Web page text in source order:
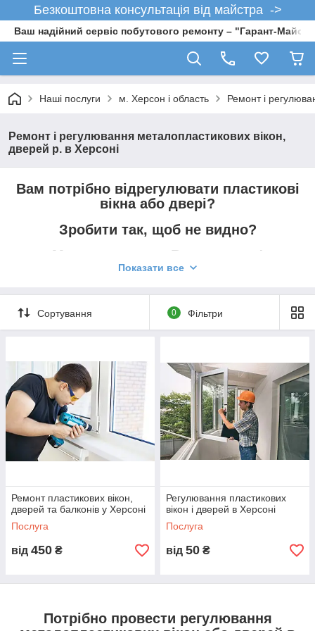
Безкоштовна консультація від майстра ->
Ваш надійний сервіс побутового ремонту – "Гарант-
Наші послуги м. Херсон і область Ремонт і
Ремонт і регулювання металопластикових вікон,
дверей р. в Херсоні
Вам потрібно відрегулювати пластикові
вікна або двері?
Зробити так, щоб не видно?
Ми допоможемо Вам у цьому!
заміна віконної і
дверної фурнітури;
Ремонт, заміна
віконних та балконних
ручок;
Ремонт, установка
засувок;
Ремонт москітних
сіток.
Проводимо регулювання пластикових вікон літо-зима:
Проводимо перевірку;
Показати все
Сортування 0 Фільтри
Ремонт пластикових вікон,
дверей та балконів у Херсоні
Послуга
від 450 ₴
Регулювання пластикових
вікон і дверей в Херсоні
Послуга
від 50 ₴
Потрібно провести регулювання